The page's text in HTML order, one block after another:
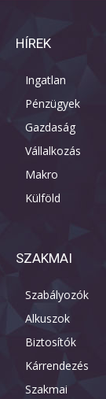
HÍREK
Ingatlan
Pénzügyek
Gazdaság
Vállalkozás
Makro
Külföld
SZAKMAI
Szabályozók
Alkuszok
Biztosítók
Kárrendezés
Szakmai